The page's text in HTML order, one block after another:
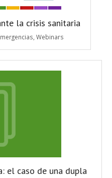
la crisis sanitaria
Webinars
el caso de una dupla